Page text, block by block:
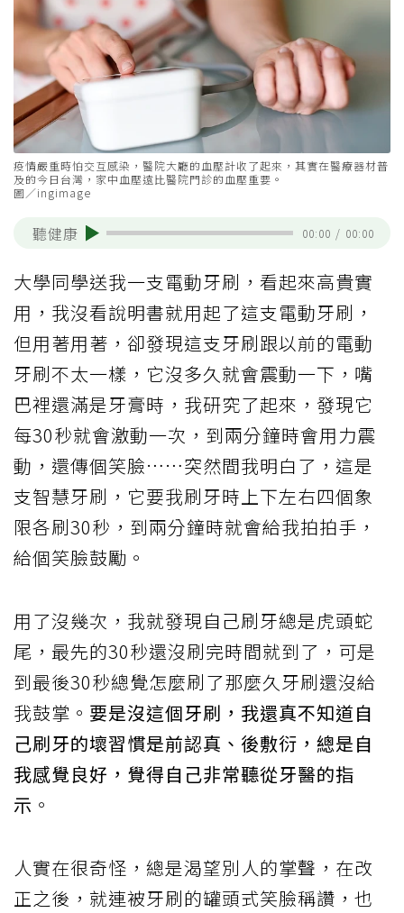
疫情嚴重時怕交互感染，醫院大廳的血壓計收了起來，其實在醫療器材普
及的今日台灣，家中血壓遠比醫院門診的血壓重要。
圖／ingimage
聽健康 00:00 / 00:00
大學同學送我一支電動牙刷，看起來高貴實
用，我沒看說明書就用起了這支電動牙刷，
但用著用著，卻發現這支牙刷跟以前的電動
牙刷不太一樣，它沒多久就會震動一下，嘴
巴裡還滿是牙膏時，我研究了起來，發現它
每30秒就會激動一次，到兩分鐘時會用力震
動，還傳個笑臉……突然間我明白了，這是
支智慧牙刷，它要我刷牙時上下左右四個象
限各刷30秒，到兩分鐘時就會給我拍拍手，
給個笑臉鼓勵。
用了沒幾次，我就發現自己刷牙總是虎頭蛇
尾，最先的30秒還沒刷完時間就到了，可是
到最後30秒總覺怎麼刷了那麼久牙刷還沒給
我鼓掌。 要是沒這個牙刷，我還真不知道自
己刷牙的壞習慣是前認真、後敷衍，總是自
我感覺良好，覺得自己非常聽從牙醫的指
示 。
人實在很奇怪，總是渴望別人的掌聲，在改
正之後，就連被牙刷的罐頭式笑臉稱讚，也